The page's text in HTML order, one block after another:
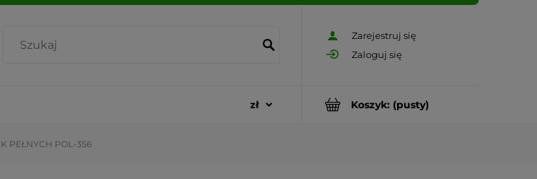
Zarejestruj się
Zaloguj się
Koszyk: (pusty)
PEŁNYCH POL-356